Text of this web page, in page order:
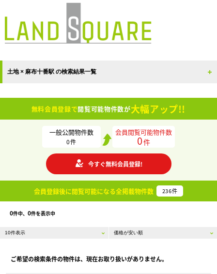
土地 × 麻布十番駅 の検索結果一覧
無料会員登録で閲覧可能物件数が大幅アップ!!
一般公開物件数
0件
会員閲覧可能物件数
0件
今すぐ無料会員登録!
会員登録後に閲覧可能になる全掲載物件数 236件
0件中、 0件を表示中
ご希望の検索条件の物件は、現在お取り扱いがありません。